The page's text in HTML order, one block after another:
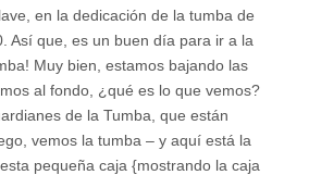
en la dedicación de la tumba de
Así que, es un buen día para ir a la
Muy bien, estamos bajando las
al fondo, ¿qué es lo que vemos?
de la Tumba, que están
vemos la tumba – y aquí está la
pequeña caja {mostrando la caja